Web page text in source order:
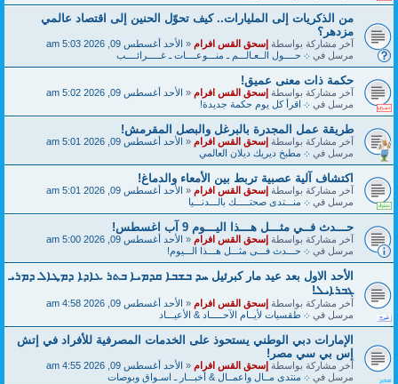
من الذكريات إلى المليارات.. كيف تحوّل الحنين إلى اقتصاد عالمي
مزدهر؟
آخر مشاركة بواسطةإسحق القس افرام«الأحد أغسطس 09, 2026 5:03 am
مرسل في܀ حــــول الــعـالـــم ـ منـــوعــــات ـ غـــــرائــــب
حكمة ذات معنى عميق!
آخر مشاركة بواسطةإسحق القس افرام«الأحد أغسطس 09, 2026 5:02 am
مرسل في܀ اقرأ كل يوم حكمة جديدة!
طريقة عمل المجدرة بالبرغل والبصل المقرمش!
آخر مشاركة بواسطةإسحق القس افرام«الأحد أغسطس 09, 2026 5:01 am
مرسل في܀ مطبخ ديريك ديلان العالمي
اكتشاف آلية عصبية تربط بين الأمعاء والدماغ!
آخر مشاركة بواسطةإسحق القس افرام«الأحد أغسطس 09, 2026 5:01 am
مرسل في܀ منـــتدى صحتـــــك بالـــدنـــيا
حـــدث فــي مثـــل هـــذا اليـــوم 9 آب اغسطس!
آخر مشاركة بواسطةإسحق القس افرام«الأحد أغسطس 09, 2026 5:00 am
مرسل في܀ حـــدث فـــى مثـــل هـــذا الـــيوم!
الأحد الاول بعد عيد مار كبرئيل ܚܕ ܒܫܒܐ ܩܕܡܝܐ ܒܬܪ ܥܐܕܐ ܕܡܛܐܠ ܕܡܪܝ
ܓܒܪܐܝܠ!
آخر مشاركة بواسطةإسحق القس افرام«الأحد أغسطس 09, 2026 4:58 am
مرسل في܀ طقسيات لأيــام الآحـــــاد & الأعيـــاد
الإمارات دبي الوطني يستحوذ على الخدمات المصرفية للأفراد في إتش
إس بي سي مصر!
آخر مشاركة بواسطةإسحق القس افرام«الأحد أغسطس 09, 2026 4:55 am
مرسل في܀ منتدى مــال واعمــال & أخبـــار ـ اسـواق وبوصات